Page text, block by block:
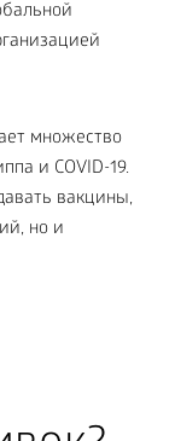
множество
и COVID-19.
вакцины,
но и